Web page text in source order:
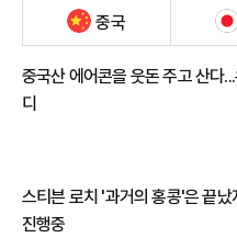
중국
중국산 에어콘을 웃돈 주고 산다
디
스티븐 로치 '과거의 홍콩'은 끝
진행중